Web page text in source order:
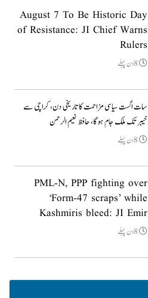
August 7 To Be Historic Day
of Resistance: JI Chief Warns
Rulers
8دن پہلے
سات اگست سیاسی مزاحمت کا تاریخی دن، کراچی سے
خیبر تک ملک جام ہوگا، حافظ نعیم الرحمن
8دن پہلے
PML-N, PPP fighting over
‘Form-47 scraps’ while
Kashmiris bleed: JI Emir
8دن پہلے